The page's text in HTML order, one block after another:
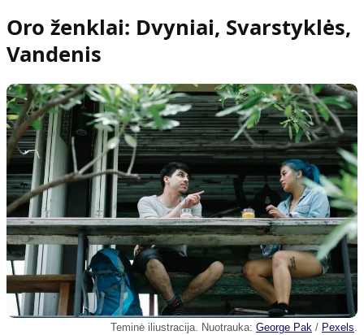
Oro ženklai: Dvyniai, Svarstyklės,
Vandenis
Teminė iliustracija. Nuotrauka: George Pak / Pexels.